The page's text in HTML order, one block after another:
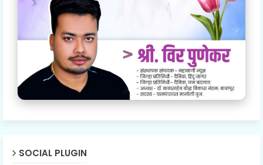
SOCIAL PLUGIN